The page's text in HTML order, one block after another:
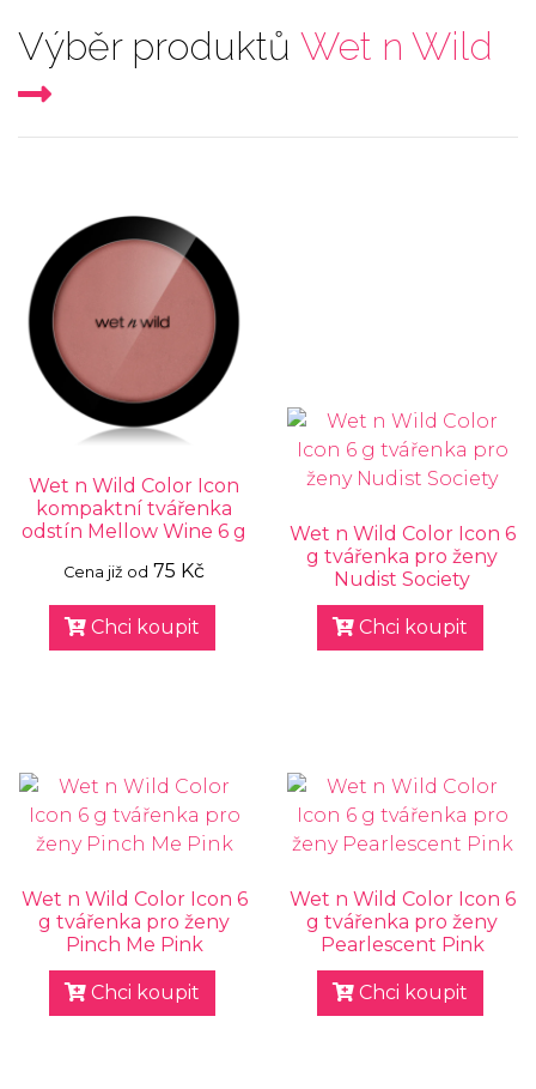
Výběr produktů Wet n Wild
Wet n Wild Color Icon
kompaktní tvářenka
odstín Mellow Wine 6 g
Cena již od 75 Kč
Chci koupit
Wet n Wild Color Icon 6
g tvářenka pro ženy
Nudist Society
Chci koupit
Wet n Wild Color Icon 6
g tvářenka pro ženy
Pinch Me Pink
Chci koupit
Wet n Wild Color Icon 6
g tvářenka pro ženy
Pearlescent Pink
Chci koupit